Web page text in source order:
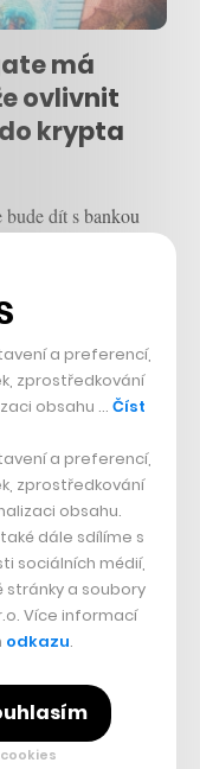
má
ovlivnit
krypta
bude dít s bankou
Petr Hotovec
velká
ale
dna
a preferencí,
zprostředkování
obsahu … Číst
a preferencí,
zprostředkování
obsahu.
dále sdílíme s
sociálních médií,
stránky a soubory
Více informací
odkazu.